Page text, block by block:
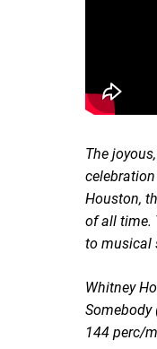
The
Houston,
of all time.
to musical
Whitney
Somebody
144 perc/